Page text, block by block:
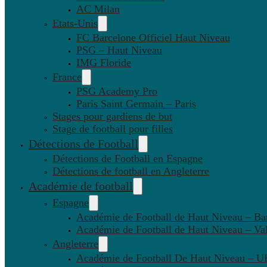
AC Milan
Etats-Unis
FC Barcelone Officiel Haut Niveau
PSG – Haut Niveau
IMG Floride
France
PSG Academy Pro
Paris Saint Germain – Paris
Stages pour gardiens de but
Stage de football pour filles
Détections de Football
Détections de Football en Espagne
Détections de football en Angleterre
Académie de football
Espagne
Académie de Football de Haut Niveau –
Académie de Football de Haut Niveau –
Angleterre
Académie de Football De Haut Niveau –